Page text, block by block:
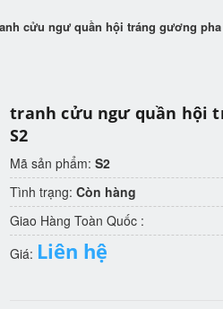
cửu ngư quần hội tráng gương
tranh cửu ngư quần hội
S2
Mã sản phẩm:S2
Tình trạng:Còn hàng
Giao Hàng Toàn Quốc :
Giá: Liên hệ